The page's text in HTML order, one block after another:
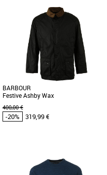
Vêtements Barbour pas cher et Promos
Vêtements Barbour
Chemise décontractée de la marque
Barbour à manches longues. Velours
garni de tartan sur doublure [...]
BARBOUR
Festive Ashby Wax
400,00 €
-20% 319,99 €
Vêtements Barbour pas cher et Promos